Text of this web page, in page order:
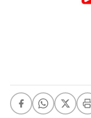
A-List
Xmas